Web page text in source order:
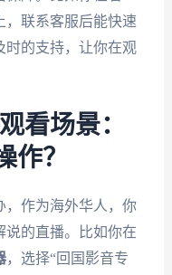
，联系客服后能快速
时的支持，让你在观
看场景：
作？
，作为海外华人，你
说的直播。比如你在
，选择“回国影音专